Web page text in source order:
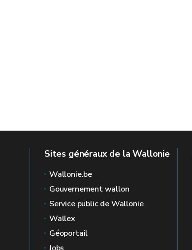
Sites généraux de la Wallonie
Wallonie.be
Gouvernement wallon
Service public de Wallonie
Wallex
Géoportail